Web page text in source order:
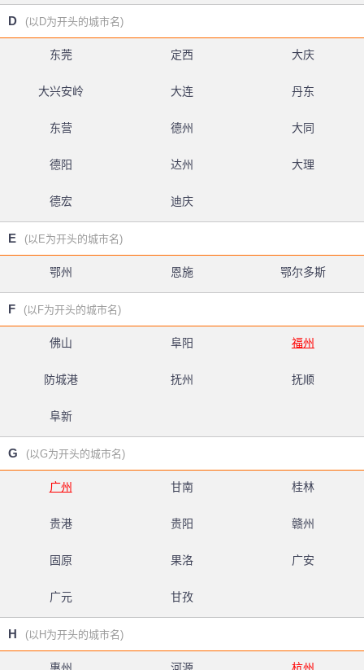
D (以D为开头的城市名)
东莞 定西 大庆
大兴安岭 大连 丹东
东营 德州 大同
德阳 达州 大理
德宏 迪庆
E (以E为开头的城市名)
鄂州 恩施 鄂尔多斯
F (以F为开头的城市名)
佛山 阜阳 福州
防城港 抚州 抚顺
阜新
G (以G为开头的城市名)
广州 甘南 桂林
贵港 贵阳 赣州
固原 果洛 广安
广元 甘孜
H (以H为开头的城市名)